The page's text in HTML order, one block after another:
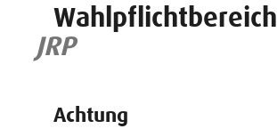
Wahlpflichtbereich
JRP
Achtung